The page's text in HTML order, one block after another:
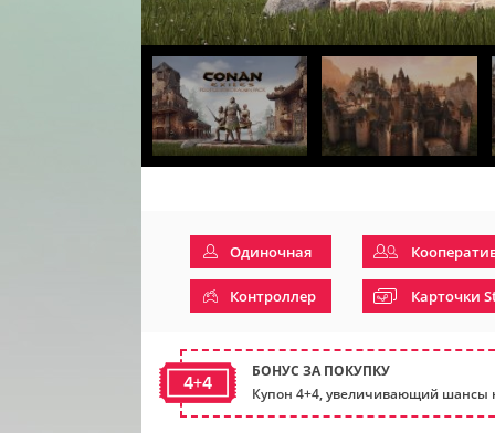
Одиночная
Контроллер Карточки
4+4
БОНУС ЗА ПОКУПКУ
Купон 4+4, увеличивающий шансы